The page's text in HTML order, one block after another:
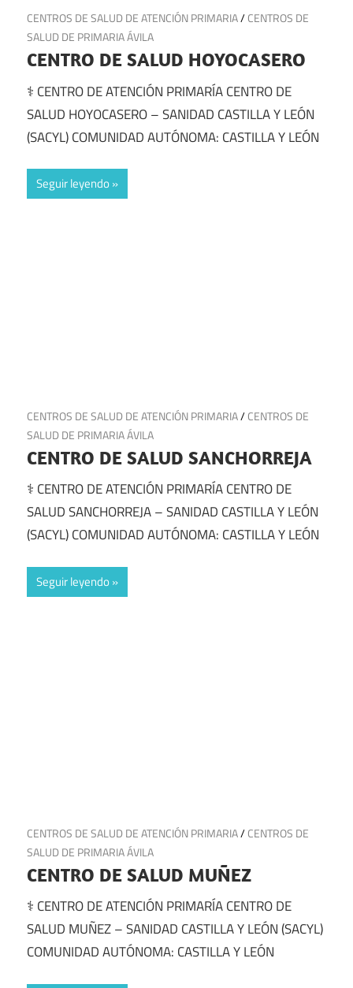
21 de julio de 2025
CENTROS DE SALUD DE ATENCIÓN PRIMARIA/CENTROS DE
SALUD DE PRIMARIA ÁVILA
CENTRO DE SALUD HOYOCASERO
⚕️ CENTRO DE ATENCIÓN PRIMARÍA CENTRO DE
SALUD HOYOCASERO – SANIDAD CASTILLA Y LEÓN
(SACYL) COMUNIDAD AUTÓNOMA: CASTILLA Y LEÓN
Seguir leyendo
21 de julio de 2025
CENTROS DE SALUD DE ATENCIÓN PRIMARIA/CENTROS DE
SALUD DE PRIMARIA ÁVILA
CENTRO DE SALUD SANCHORREJA
⚕️ CENTRO DE ATENCIÓN PRIMARÍA CENTRO DE
SALUD SANCHORREJA – SANIDAD CASTILLA Y LEÓN
(SACYL) COMUNIDAD AUTÓNOMA: CASTILLA Y LEÓN
Seguir leyendo
21 de julio de 2025
CENTROS DE SALUD DE ATENCIÓN PRIMARIA/CENTROS DE
SALUD DE PRIMARIA ÁVILA
CENTRO DE SALUD MUÑEZ
⚕️ CENTRO DE ATENCIÓN PRIMARÍA CENTRO DE
SALUD MUÑEZ – SANIDAD CASTILLA Y LEÓN (SACYL)
COMUNIDAD AUTÓNOMA: CASTILLA Y LEÓN